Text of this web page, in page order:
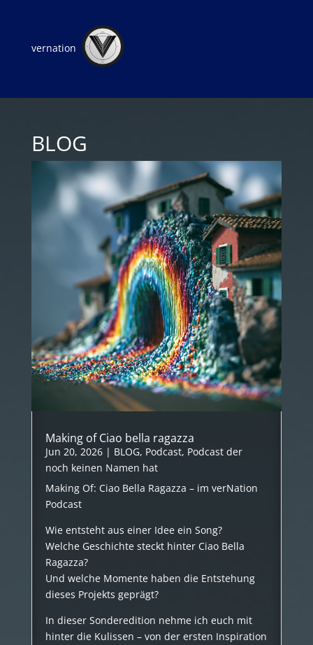
vernation
BLOG
Making of Ciao bella ragazza
Jun 20, 2026| BLOG, Podcast, Podcast der
noch keinen Namen hat
Making Of: Ciao Bella Ragazza – im verNation
Podcast
Wie entsteht aus einer Idee ein Song?
Welche Geschichte steckt hinter Ciao Bella
Ragazza?
Und welche Momente haben die Entstehung
dieses Projekts geprägt?
In dieser Sonderedition nehme ich euch mit
hinter die Kulissen – von der ersten Inspiration